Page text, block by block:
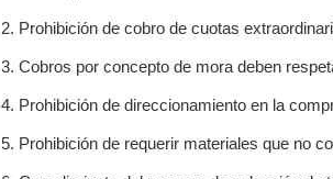
2. Prohibición de cobro de cuotas
3. Cobros por concepto de mora deben
4. Prohibición de direccionamiento en la
5. Prohibición de requerir materiales que no